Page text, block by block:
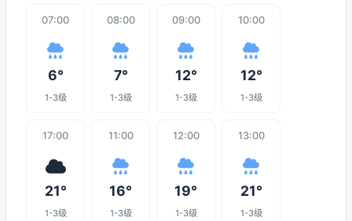
07:00
6°
1-3级
08:00
7°
1-3级
09:00
12°
1-3级
10:00
12°
1-3级
17:00
21°
1-3级
11:00
16°
1-3级
12:00
19°
1-3级
13:00
21°
1-3级